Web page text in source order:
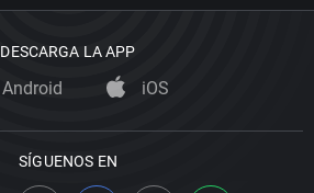
DESCARGA LA APP
Android iOS
SÍGUENOS EN